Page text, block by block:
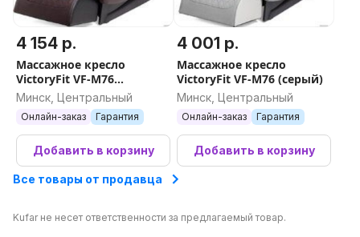
4 154 р.
Массажное кресло
VictoryFit VF-M76
(коричневый)
Минск, Центральный
Онлайн-заказ Гарантия
Добавить в корзину
4 001 р.
Массажное кресло
VictoryFit VF-M76 (серый)
Минск, Центральный
Онлайн-заказ Гарантия
Добавить в корзину
Все товары от продавца
Kufar не несет ответственности за предлагаемый товар.